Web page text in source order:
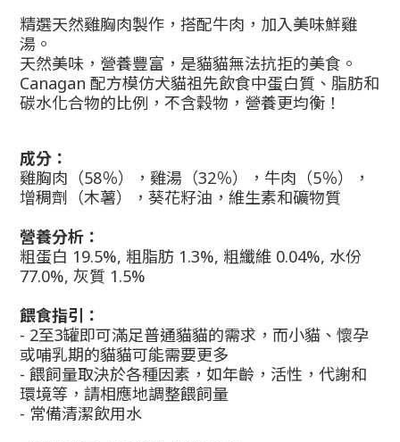
精選天然雞胸肉製作，搭配牛肉，加入美味鮮雞
湯。
天然美味，營養豐富，是貓貓無法抗拒的美食。
Canagan 配方模仿犬貓祖先飲食中蛋白質、脂肪和
碳水化合物的比例， 不含穀物， 營養更均衡！
成分：
雞胸肉（58％），雞湯（32％），牛肉（5％），
增稠劑（木薯），葵花籽油，維生素和礦物質
營養分析：
粗蛋白 19.5%, 粗脂肪 1.3%, 粗纖維 0.04%, 水份
77.0%, 灰質 1.5%
餵食指引：
- 2至3罐即可滿足普通貓貓的需求，而小貓、懷孕
或哺乳期的貓貓可能需要更多
- 餵飼量取決於各種因素，如年齡，活性，代謝和
環境等，請相應地調整餵飼量
- 常備清潔飲用水